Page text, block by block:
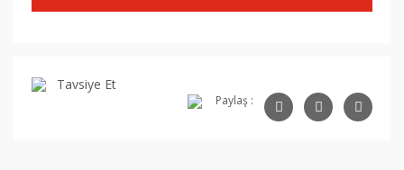
Tavsiye Et
Paylaş :